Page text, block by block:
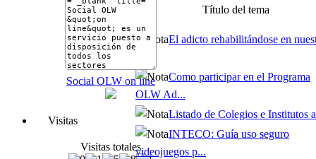
Social OLW on line
Visitas
Visitas totales
Título del tema
El adicto rehabilitándose en
Como participar en el Programa
OLW Ad...
Listado de Colegios e Institutos
INTECO: Guía uso seguro
videojuegos p...